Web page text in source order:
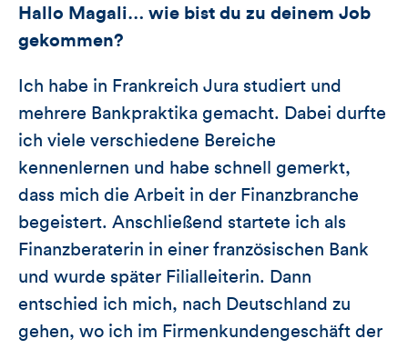
Hallo Magali… wie bist du zu deinem Job
gekommen?
Ich habe in Frankreich Jura studiert und
mehrere Bankpraktika gemacht. Dabei durfte
ich viele verschiedene Bereiche
kennenlernen und habe schnell gemerkt,
dass mich die Arbeit in der Finanzbranche
begeistert. Anschließend startete ich als
Finanzberaterin in einer französischen Bank
und wurde später Filialleiterin. Dann
entschied ich mich, nach Deutschland zu
gehen, wo ich im Firmenkundengeschäft der